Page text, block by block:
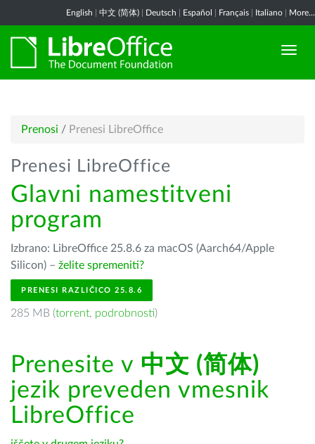
English 中文 (简体) Deutsch Español Français Italiano More...
Prenosi / Prenesi LibreOffice
Prenesi LibreOffice
Glavni namestitveni
program
Izbrano: LibreOffice 25.8.6 za macOS (Aarch64/Apple
Silicon) – želite spremeniti?
PRENESI RAZLIČICO 25.8.6
285 MB (torrent, podrobnosti)
Prenesite v 中文 (简体)
jezik preveden vmesnik
LibreOffice